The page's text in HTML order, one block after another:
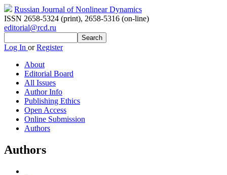
Russian Journal of Nonlinear Dynamics
ISSN 2658-5324 (print), 2658-5316 (on-line)
editorial@rcd.ru
Log In orRegister
About
Editorial Board
All Issues
Author Info
Publishing Ethics
Open Access
Online Submission
Authors
Authors